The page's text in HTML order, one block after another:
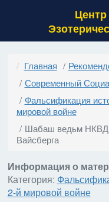
Главная
Современный
Фальсификация
мировой войне
Шабаш ведьм НКВД
Вайсберга
Информация о
Категория:
2-й мировой войне